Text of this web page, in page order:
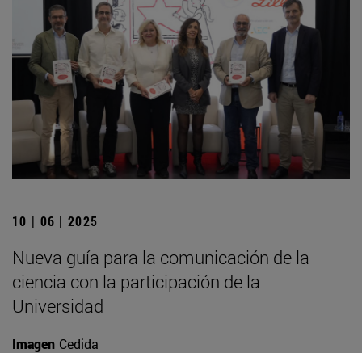
10 | 06 | 2025
Nueva guía para la comunicación de la
ciencia con la participación de la
Universidad
Imagen Cedida